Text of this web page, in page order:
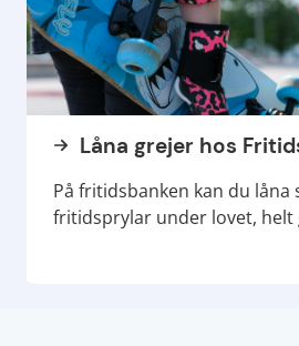
Låna grejer hos
På fritidsbanken kan du låna
fritidsprylar under lovet, helt